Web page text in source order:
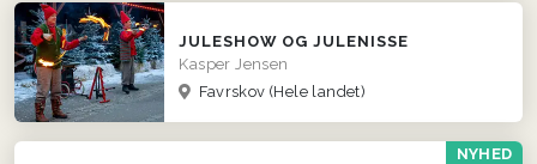
JULESHOW OG JULENISSE
Kasper Jensen
Favrskov (Hele landet)
NYHED